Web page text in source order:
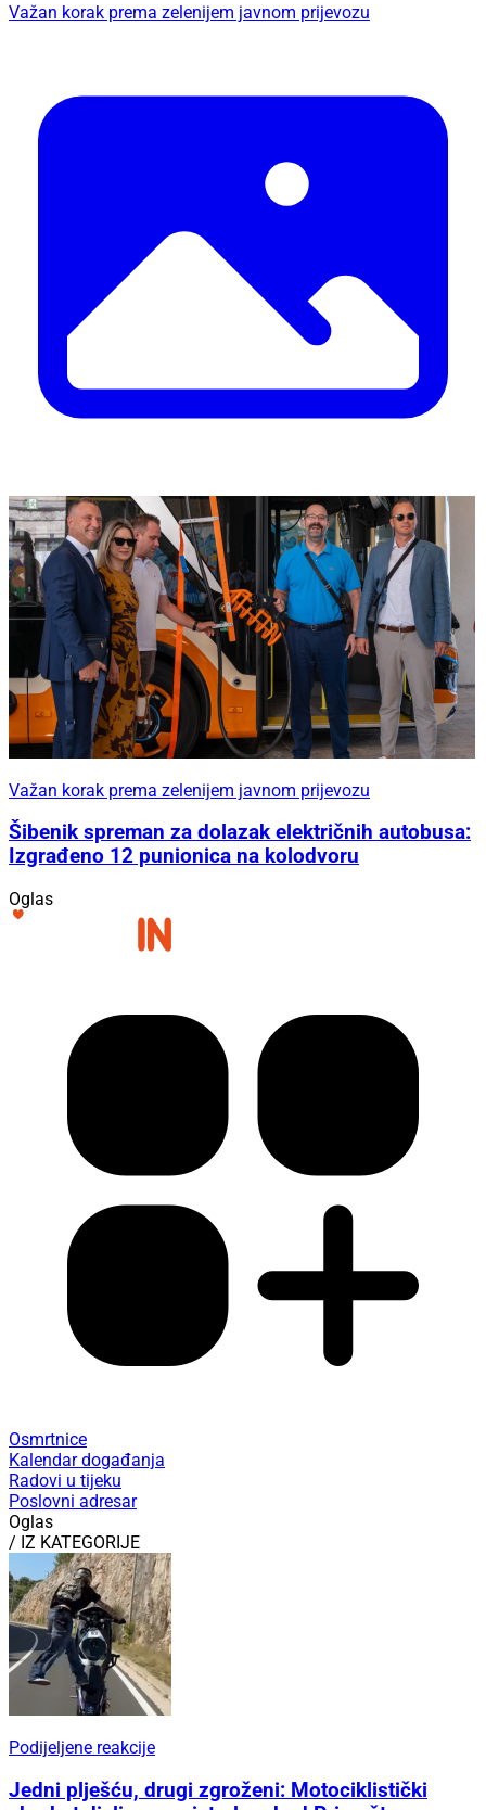
Važan korak prema zelenijem javnom prijevozu
Važan korak prema zelenijem javnom prijevozu
Šibenik spreman za dolazak električnih autobusa:
Izgrađeno 12 punionica na kolodvoru
Oglas
Osmrtnice
Kalendar događanja
Radovi u tijeku
Poslovni adresar
Oglas
/ IZ KATEGORIJE
Podijeljene reakcije
Jedni plješću, drugi zgroženi: Motociklistički